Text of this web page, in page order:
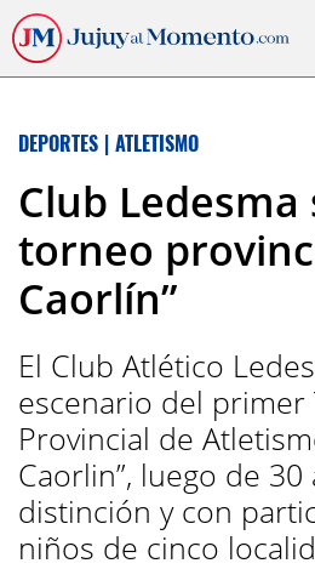
DEPORTES | ATLETISMO
Club Ledesma
torneo
Caorlín”
El Club Atlético
escenario del primer
Provincial de
Caorlin”, luego de
distinción y con
niños de cinco